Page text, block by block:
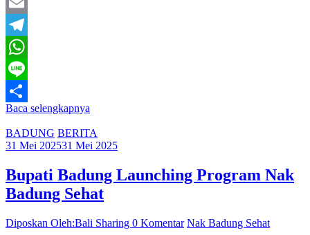
Twitter
Email
Telegram
WhatsApp
Line
Share
Baca selengkapnya
BADUNG BERITA
31 Mei 202531 Mei 2025
Bupati Badung Launching Program Nak
Badung Sehat
Diposkan Oleh:Bali Sharing 0 Komentar Nak Badung Sehat